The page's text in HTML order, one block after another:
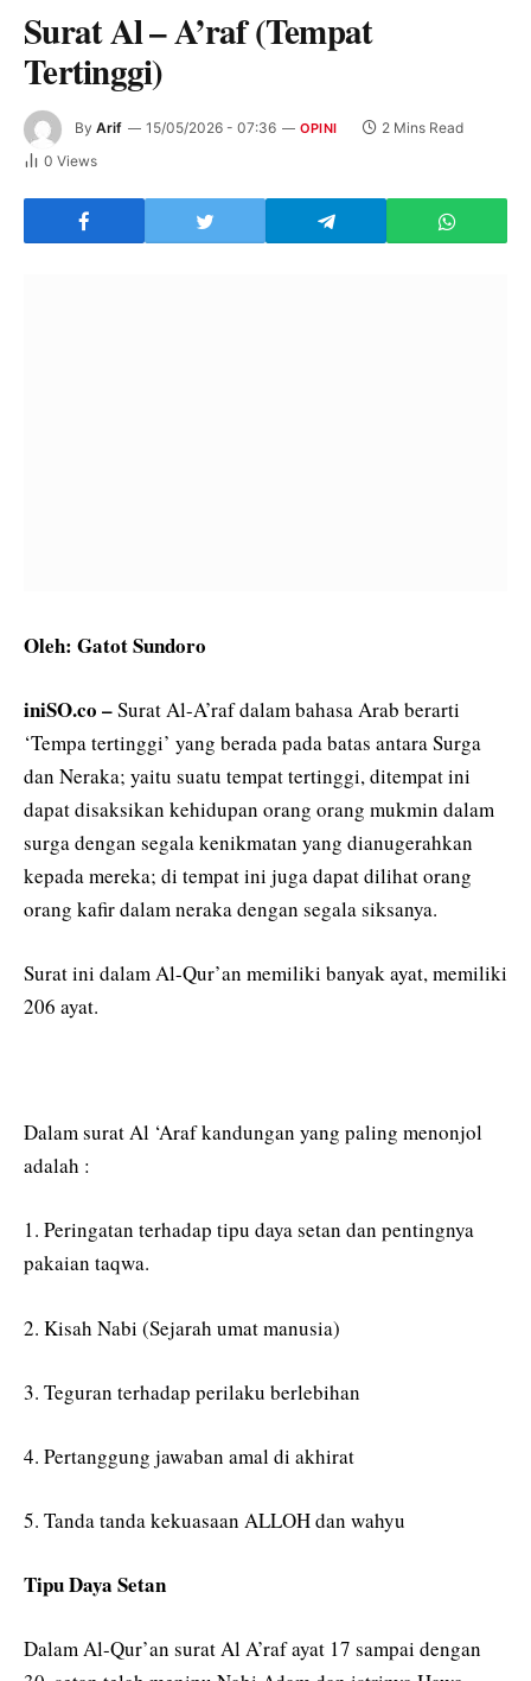
Surat Al – A’raf (Tempat
Tertinggi)
By Arif 15/05/2026 - 07:36 OPINI
2 Mins Read
0 Views
Oleh: Gatot Sundoro
iniSO.co –Surat Al-A’raf dalam bahasa Arab berarti
‘Tempa tertinggi’ yang berada pada batas antara Surga
dan Neraka; yaitu suatu tempat tertinggi, ditempat ini
dapat disaksikan kehidupan orang orang mukmin dalam
surga dengan segala kenikmatan yang dianugerahkan
kepada mereka; di tempat ini juga dapat dilihat orang
orang kafir dalam neraka dengan segala siksanya.
Surat ini dalam Al-Qur’an memiliki banyak ayat, memiliki
206 ayat.
Dalam surat Al ‘Araf kandungan yang paling menonjol
adalah :
1. Peringatan terhadap tipu daya setan dan pentingnya
pakaian taqwa.
2. Kisah Nabi (Sejarah umat manusia)
3. Teguran terhadap perilaku berlebihan
4. Pertanggung jawaban amal di akhirat
5. Tanda tanda kekuasaan ALLOH dan wahyu
Tipu Daya Setan
Dalam Al-Qur’an surat Al A’raf ayat 17 sampai dengan